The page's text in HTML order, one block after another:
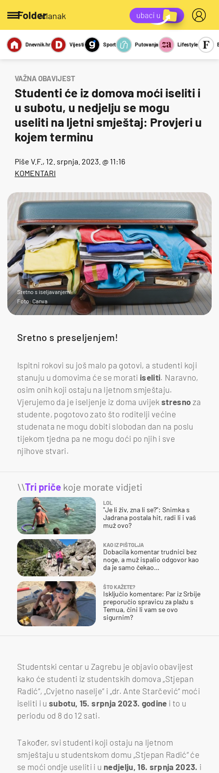
/članak
Miks Kviz
Report
Sexy
Dnevnik.hr Vijesti Sport Putovanja Lifestyle
VAŽNA OBAVIJEST
Studenti će iz domova moći iseliti i
u subotu, u nedjelju se mogu
useliti na ljetni smještaj: Provjeri u
kojem terminu
Piše V.F. , 12. srpnja. 2023. @ 11:16
KOMENTARI
Sretno s iseljavanjem!
Foto: Canva
Sretno s preseljenjem!
Ispitni rokovi su još malo pa gotovi, a studenti koji
stanuju u domovima će se morati iseliti. Naravno,
osim onih koji ostaju na ljetnom smještaju.
Vjerujemo da je iseljenje iz doma uvijek stresno za
studente, pogotovo zato što roditelji većine
studenata ne mogu dobiti slobodan dan na poslu
tijekom tjedna pa ne mogu doći po njih i sve
njihove stvari.
\\Tri priče koje morate vidjeti
LOL
"Je li živ, zna li se?": Snimka s
Jadrana postala hit, radi li i vaš
muž ovo?
KAO IZ PIŠTOLJA
Dobacila komentar trudnici bez
noge, a muž ispalio odgovor kao
da je samo čekao…
ŠTO KAŽETE?
Isključio komentare: Par iz Srbije
preporučio spravicu za plažu s
Temua, čini li vam se ovo
sigurnim?
Studentski centar u Zagrebu je objavio obavijest
kako će studenti iz studentskih domova „Stjepan
Radić“, „Cvjetno naselje“ i „dr. Ante Starčević“ moći
iseliti i usubotu, 15. srpnja 2023. godine i to u
periodu od 8 do 12 sati.
Također, svi studenti koji ostaju na ljetnom
smještaju u studentskom domu „Stjepan Radić“ će
se moći ondje useliti i u nedjelju, 16. srpnja 2023. i